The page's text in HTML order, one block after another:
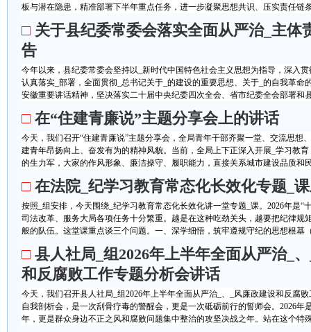
板与潜在隐患，精准部署下半年重点任务，进一步凝聚思想共识、压实责任链
□ 关于县纪委常委会落实全面从严治_主体
告
今年以来，县纪委常委会坚持以_新时代中国特色社会主义思想为指导，深入
认真落实_部署，全面贯彻_总书记关于_的建设的重要思想、关于_的自我革命
安徽重要讲话精神，坚决落实二十届中央纪委四次全会、省市纪委全会部署和
□ 在“住建青廉说”主题分享会上的讲话
今天，我们召开“住建青廉说”主题分享会，全局青年干部齐聚一堂、交流思想
建青年昂扬向上、奋发有为的精神风貌。当前，全局上下正深入开展_学习教
的生力军，大家的作风形象、廉洁操守、履职能力，直接关系城市建设品质和
□ 在法院_纪学习教育常态化长效化专题_
按照_组安排，今天围绕_纪学习教育常态化长效化讲一堂专题_课。2026年是“
司法改革、服务大局各项任务十分繁重。越是在这种吃劲关头，越要把纪律规
般的队伍。这堂课重点谈三个问题。一、深学细悟，筑牢遵规守纪的思想根基
□ 县人社局_组2026年上半年全面从严治_
和反腐败工作专题分析会讲话
今天，我们召开县人社局_组2026年上半年全面从严治_、_风廉政建设和反腐
自我剖析会，是一次刮骨疗毒的警醒会，更是一次砥砺前行的誓师会。2026年
年，更是群众身边不正之风和腐败问题集中整治的攻坚决战之年。站在这个特